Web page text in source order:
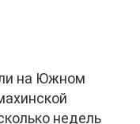
на Южном
недель